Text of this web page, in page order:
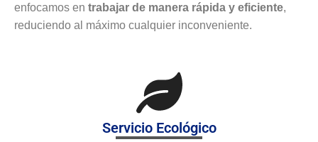
enfocamos en trabajar de manera rápida y eficiente,
reduciendo al máximo cualquier inconveniente.
Servicio Ecológico